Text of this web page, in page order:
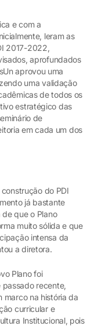
e com a
leram as
2017-2022,
aprofundados
aprovou uma
uma validação
de todos os
estratégico das
de
em cada um dos
do PDI
já bastante
que o Plano
muito sólida e que
intensa da
a diretora.
Plano foi
passado recente,
marco na história da
curricular e
Institucional, pois